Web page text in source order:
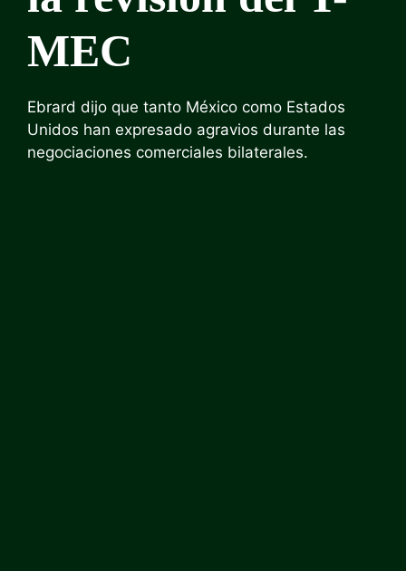
MEC
Ebrard dijo que tanto México como Estados
Unidos han expresado agravios durante las
negociaciones comerciales bilaterales.